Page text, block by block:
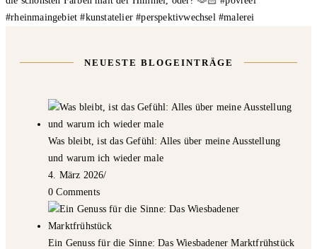
NEUESTE BLOGEINTRÄGE
Was bleibt, ist das Gefühl: Alles über meine Ausstellung
und warum ich wieder male
4. März 2026/
0 Comments
Ein Genuss für die Sinne: Das Wiesbadener Marktfrühstück